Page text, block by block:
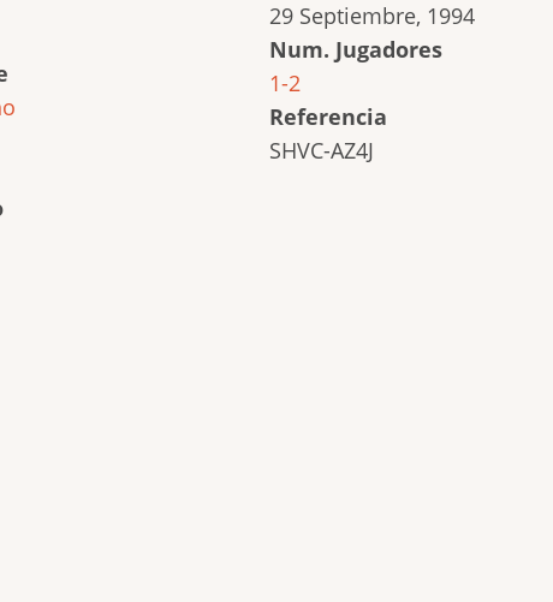
29 Septiembre, 1994
Num. Jugadores
1-2
Referencia
SHVC-AZ4J